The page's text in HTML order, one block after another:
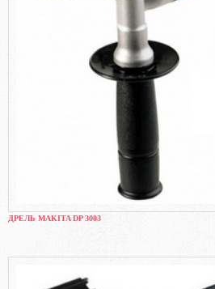
ДРЕЛЬ MAKITA DP 3003